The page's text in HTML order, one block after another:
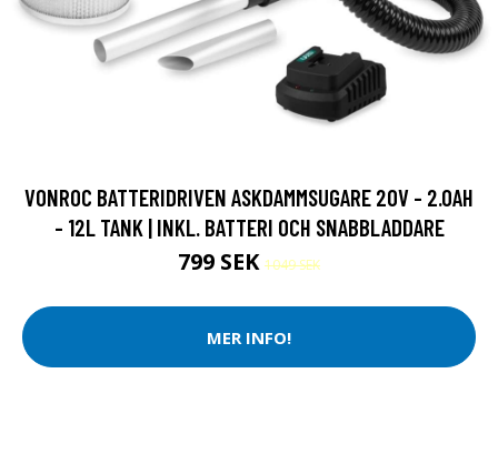
VONROC BATTERIDRIVEN ASKDAMMSUGARE 20V - 2.0AH
- 12L TANK | INKL. BATTERI OCH SNABBLADDARE
799 SEK 1049 SEK
MER INFO!